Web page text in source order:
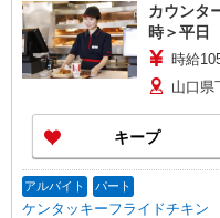
カウンタ
時＞平日
時給
山口県
キープ
アルバイト パート
ケンタッキーフライドチキ